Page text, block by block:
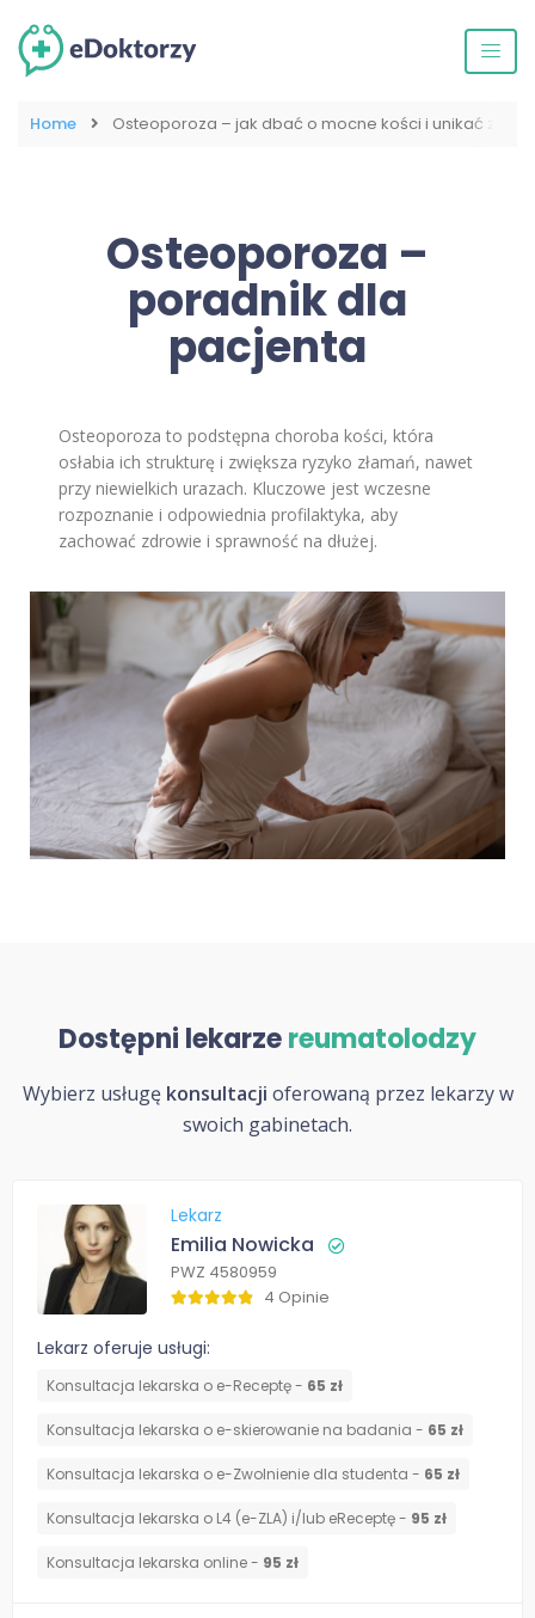
Home Osteoporoza – jak dbać o mocne kości i unikać
Osteoporoza –
poradnik dla
pacjenta
Osteoporoza to podstępna choroba kości, która
osłabia ich strukturę i zwiększa ryzyko złamań, nawet
przy niewielkich urazach. Kluczowe jest wczesne
rozpoznanie i odpowiednia profilaktyka, aby
zachować zdrowie i sprawność na dłużej.
Dostępni lekarzereumatolodzy
Wybierz usługę konsultacji oferowaną przez lekarzy w
swoich gabinetach.
Lekarz
Emilia Nowicka
PWZ 4580959
4 Opinie
Lekarz oferuje usługi:
Konsultacja lekarska o e-Receptę - 65 zł
Konsultacja lekarska o e-skierowanie na badania - 65 zł
Konsultacja lekarska o e-Zwolnienie dla studenta - 65 zł
Konsultacja lekarska o L4 (e-ZLA) i/lub eReceptę - 95 zł
Konsultacja lekarska online - 95 zł